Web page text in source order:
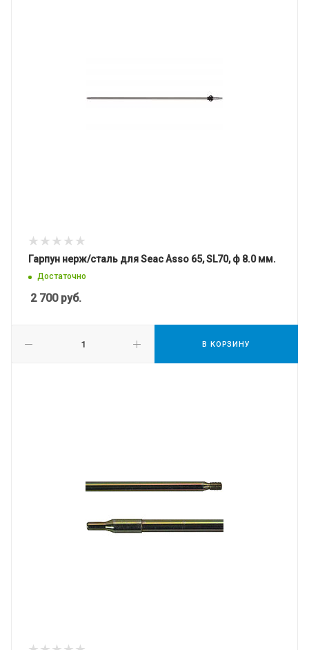
Гарпун нерж/сталь для Seac Asso 65, SL70, ф 8.0 мм.
Достаточно
2 700руб.
В КОРЗИНУ